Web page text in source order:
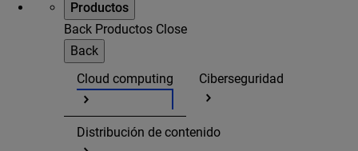
Productos
Back Productos Close
Back
Cloud computing
Ciberseguridad
Distribución de contenido